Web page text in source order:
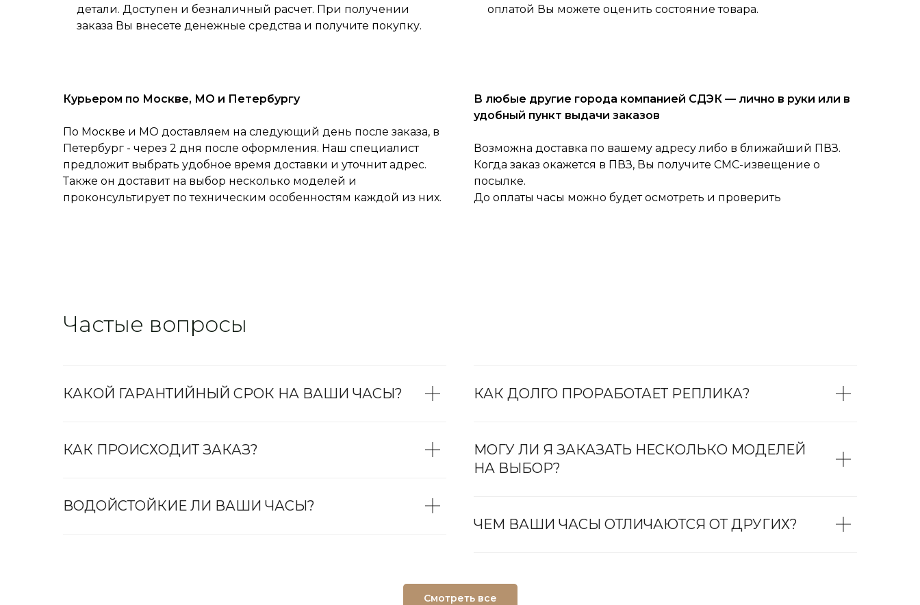
детали. Доступен и безналичный расчет. При получении
заказа Вы внесете денежные средства и получите покупку.
оплатой Вы можете оценить состояние товара.
Курьером по Москве, МО и Петербургу
По Москве и МО доставляем на следующий день после заказа, в
Петербург - через 2 дня после оформления. Наш специалист
предложит выбрать удобное время доставки и уточнит адрес.
Также он доставит на выбор несколько моделей и
проконсультирует по техническим особенностям каждой из них.
В любые другие города компанией СДЭК — лично в руки или в
удобный пункт выдачи заказов
Возможна доставка по вашему адресу либо в ближайший ПВЗ.
Когда заказ окажется в ПВЗ, Вы получите СМС-извещение о
посылке.
До оплаты часы можно будет осмотреть и проверить
Частые вопросы
КАКОЙ ГАРАНТИЙНЫЙ СРОК НА ВАШИ ЧАСЫ?
КАК ПРОИСХОДИТ ЗАКАЗ?
ВОДОЙСТОЙКИЕ ЛИ ВАШИ ЧАСЫ?
КАК ДОЛГО ПРОРАБОТАЕТ РЕПЛИКА?
МОГУ ЛИ Я ЗАКАЗАТЬ НЕСКОЛЬКО МОДЕЛЕЙ
НА ВЫБОР?
ЧЕМ ВАШИ ЧАСЫ ОТЛИЧАЮТСЯ ОТ ДРУГИХ?
Смотреть все